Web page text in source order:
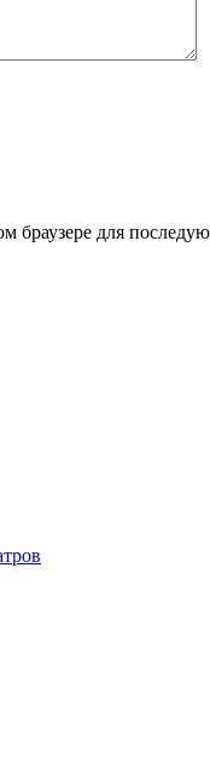
браузере для